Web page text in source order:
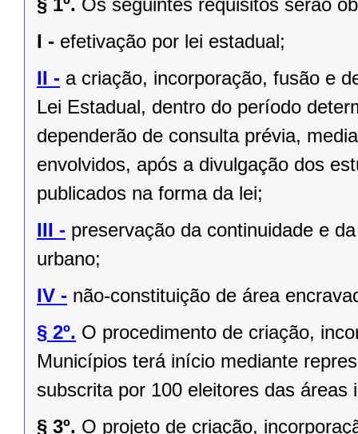
I - efetivação por lei estadual;
II - a criação, incorporação, fusão e
Lei Estadual, dentro do período
dependerão de consulta prévia,
envolvidos, após a divulgação dos
publicados na forma da lei;
III - preservação da continuidade e
urbano;
IV - não-constituição de área
§ 2º. O procedimento de criação,
Municípios terá início mediante
subscrita por 100 eleitores das
§ 3º. O projeto de criação,